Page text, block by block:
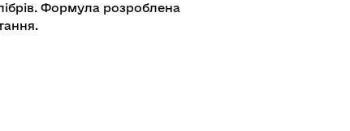
Формула розроблена